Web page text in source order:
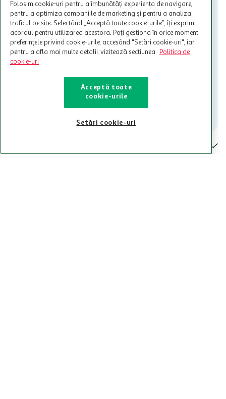
activitati in afara celor mentionate in Termene si Conditii. Auchan
nu raspunde pentru imposibilitatea utilizarii Cardului in perioada in
care aceste este suspendat sau in perioada in care sunt efectuate
intretineri sau reparatii tehnice la sistemul de utilizarea al Cardului.
Contacteaza-ne!
021-9141 contact@auchan.ro
Contact
Folosim cookie-uri pentru a îmbunătăți experiența de navigare,
pentru a optimiza campaniile de marketing și pentru a analiza
traficul pe site. Selectând „Acceptă toate cookie-urile”, îți exprimi
acordul pentru utilizarea acestora. Poți gestiona în orice moment
preferințele privind cookie-urile, accesând "Setări cookie-uri", iar
pentru a afla mai multe detalii, vizitează secțiunea
Politica de
cookie-uri
Acceptă toate
cookie-urile
Setări cookie-uri